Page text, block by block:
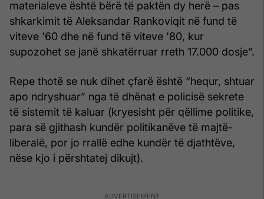
materialeve është bërë të paktën dy herë – pas
shkarkimit të Aleksandar Rankoviqit në fund të
viteve '60 dhe në fund të viteve '80, kur
supozohet se janë shkatërruar rreth 17.000 dosje”.
Repe thotë se nuk dihet çfarë është “hequr, shtuar
apo ndryshuar” nga të dhënat e policisë sekrete
të sistemit të kaluar (kryesisht për qëllime politike,
para së gjithash kundër politikanëve të majtë-
liberalë, por jo rrallë edhe kundër të djathtëve,
nëse kjo i përshtatej dikujt).